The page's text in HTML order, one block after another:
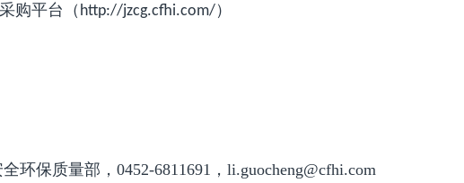
购平台（ http://jzcg.cfhi.com/）
环保质量部，0452-6811691，li.guocheng@cfhi.com